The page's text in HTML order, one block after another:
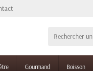
Gourmand Boisson